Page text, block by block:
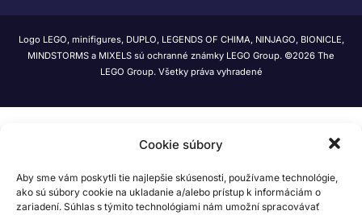
Cookie súbory
Aby sme vám poskytli tie najlepšie skúsenosti, používame technológie,
ako sú súbory cookie na ukladanie a/alebo prístup k informáciám o
zariadení. Súhlas s týmito technológiami nám umožní spracovávať
Logo LEGO, minifigures, DUPLO, LEGENDS OF CHIMA, NINJAGO, BIONICLE,
MINDSTORMS a MIXELS sú ochranné známky LEGO Group. ©2026 The
LEGO Group. Všetky práva vyhradené